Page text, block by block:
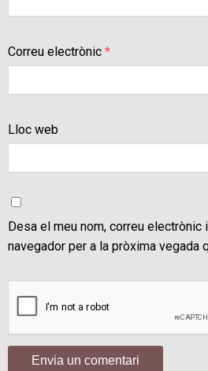
Correu electrònic *
Lloc web
Desa el meu nom, correu
navegador per a la pròxima vegada